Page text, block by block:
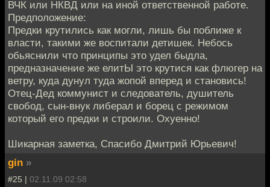
ВЧК или НКВД или на иной ответственной работе.
Предположение:
Предки крутились как могли, лишь бы поближе к
власти, такими же воспитали детишек. Небось
обьяснили что принципы это удел быдла,
предназначение же елитЫ это крутися как флюгер на
ветру, куда дунул туда жопой вперед и становись!
Отец-Дед коммунист и следователь, душитель
свобод, сын-внук либерал и борец с режимом
который его предки и строили. Охуенно!
Шикарная заметка, Спасибо Дмитрий Юрьевич!
gin »
#25 | 02.11.09 02:58